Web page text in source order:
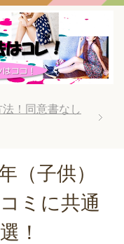
！同意書なし
（子供）
ミに共通
！